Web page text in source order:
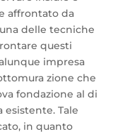
affrontato da
delle tecniche
questi
impresa
zione che
fondazione al di
Tale
in quanto